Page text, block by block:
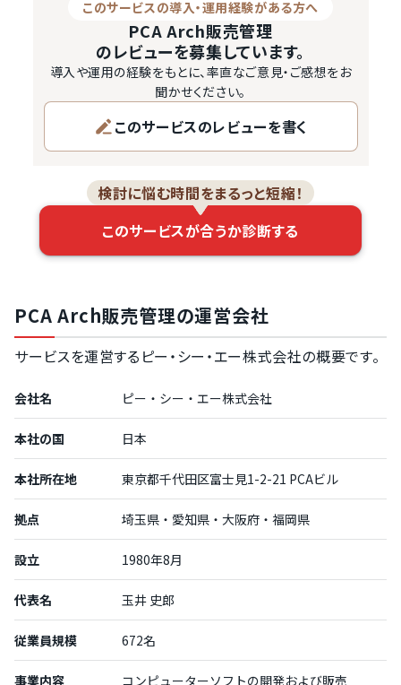
このサービスの導入・運用経験がある方へ
PCA Arch販売管理
のレビューを募集しています。
導入や運用の経験をもとに、率直なご意見・ご感想をお
聞かせください。
このサービスのレビューを書く
検討に悩む時間をまるっと短縮！
このサービスが合うか診断する
PCA Arch販売管理の運営会社
サービスを運営するピー・シー・エー株式会社の概要です。
会社名 ピー・シー・エー株式会社
本社の国 日本
本社所在地 東京都千代田区富士見1-2-21 PCAビル
拠点 埼玉県・愛知県・大阪府・福岡県
設立 1980年8月
代表名 玉井 史郎
従業員規模 672名
事業内容 コンピューターソフトの開発および販売